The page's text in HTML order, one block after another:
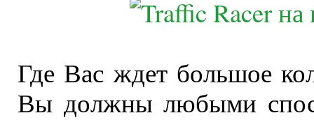
Где Вас ждет большое
Вы должны любыми